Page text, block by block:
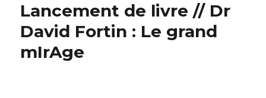
Lancement de livre // Dr
David Fortin : Le grand
mIrAge